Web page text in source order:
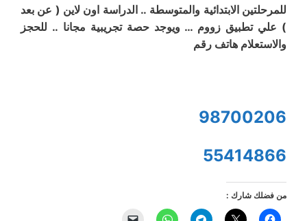
للمرحلتين الابتدائية والمتوسطة .. الدراسة اون لاين ( عن بعد
) علي تطبيق زووم … ويوجد حصة تجريبية مجانا .. للحجز
والاستعلام هاتف رقم
98700206
55414866
من فضلك شارك :